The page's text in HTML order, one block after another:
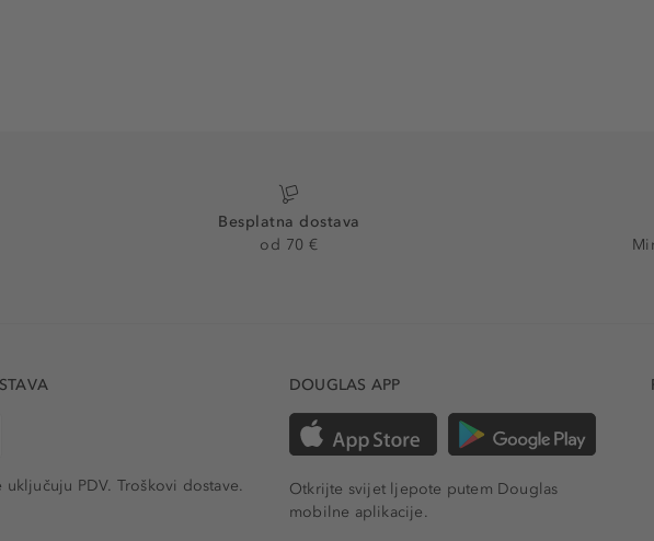
Besplatna dostava
od 70 €
uključuju PDV. Troškovi dostave.
DOUGLAS APP
Otkrijte svijet ljepote putem Douglas
mobilne aplikacije.